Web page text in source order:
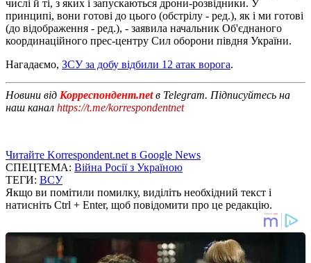
числі й ті, з яких і запускаються дрони-розвідники. У
принципі, вони готові до цього (обстрілу - ред.), як і ми готові
(до відображення - ред.), - заявила начальник Об'єднаного
координаційного прес-центру Сил оборони півдня України.
Нагадаємо, ЗСУ за добу відбили 12 атак ворога.
Новини від Корреспондент.netв Telegram. Підписуйтесь на
наш канал https://t.me/korrespondentnet
Читайте Korrespondent.net в Google News
СПЕЦТЕМА: Війна Росії з Україною
ТЕГИ: ВСУ
Якщо ви помітили помилку, виділіть необхідний текст і
натисніть Ctrl + Enter, щоб повідомити про це редакцію.